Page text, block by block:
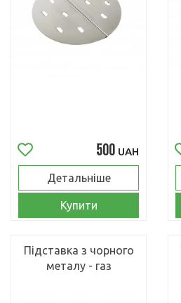
500 UAH
Детальніше
Купити
Підставка з чорного
металу - газ